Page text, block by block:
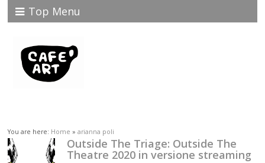
Top Menu
You are here: Home »arianna poli
Outside The Triage: Outside The
Theatre 2020 in versione streaming